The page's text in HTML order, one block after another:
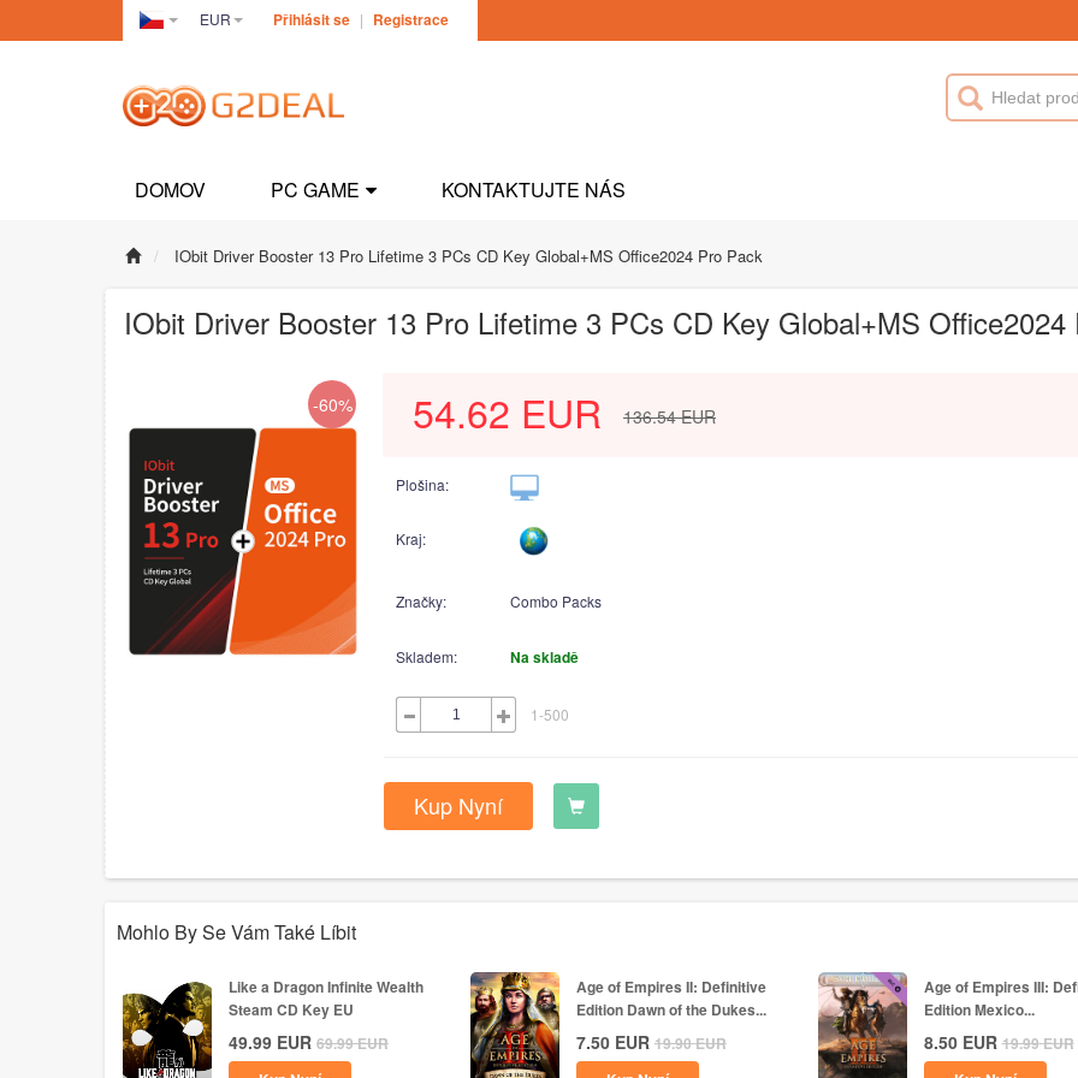
Czech(česká
EUR Přihlásit se | Registrace
DOMOV PC GAME KONTAKTUJTE NÁS
IObit Driver Booster 13 Pro Lifetime 3 PCs CD Key Global+MS Office2024 Pro Pack
IObit Driver Booster 13 Pro Lifetime 3 PCs CD Key Global+MS Office2024
-60% 54.62 EUR 136.54 EUR
Plošina:
Kraj:
Značky: Combo Packs
Skladem: Na skladě
1-500
Kup Nyní
Mohlo By Se Vám Také Líbit
Like a Dragon Infinite Wealth
Steam CD Key EU
49.99 EUR 69.99EUR
Age of Empires II: Definitive
Edition Dawn of the Dukes...
7.50 EUR 19.90EUR
Age of Empires III:
Edition Mexico...
8.50 EUR 19.99EUR